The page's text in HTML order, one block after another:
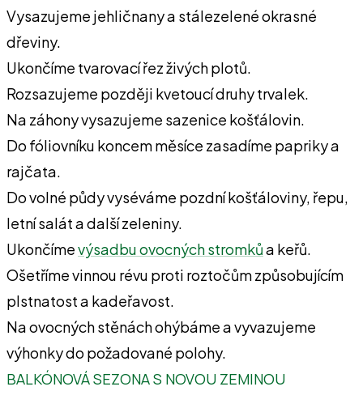
Vysazujeme jehličnany a stálezelené okrasné
dřeviny.
Ukončíme tvarovací řez živých plotů.
Rozsazujeme později kvetoucí druhy trvalek.
Na záhony vysazujeme sazenice košťálovin.
Do fóliovníku koncem měsíce zasadíme papriky a
rajčata.
Do volné půdy vyséváme pozdní košťáloviny, řepu,
letní salát a další zeleniny.
Ukončímevýsadbu ovocných stromkůa keřů.
Ošetříme vinnou révu proti roztočům způsobujícím
plstnatost a kadeřavost.
Na ovocných stěnách ohýbáme a vyvazujeme
výhonky do požadované polohy.
BALKÓNOVÁ SEZONA S NOVOU ZEMINOU